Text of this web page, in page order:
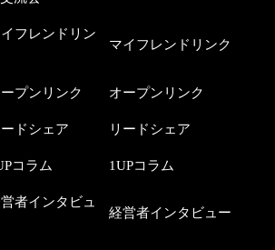
マイフレンドリンク
オープンリンク
リードシェア
1UPコラム
経営者インタビュー